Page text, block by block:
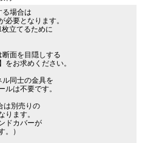
る場合は
必要となります。
枚立てるために
面を目隠しする
をお求めください。
同士の金具を
ルは不要です。
は別売りの
ります。
ドカバーが
。）